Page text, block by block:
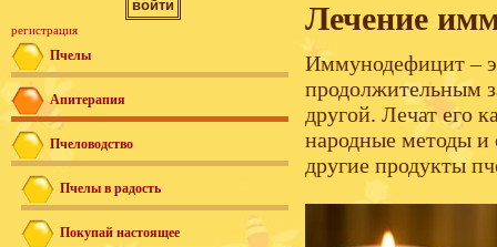
регистрация
Пчелы
Апитерапия
Пчеловодство
Пчелы в радость
Покупай настоящее
Лечение
Иммунодефицит –
продолжительным
другой. Лечат его
народные методы и
другие продукты